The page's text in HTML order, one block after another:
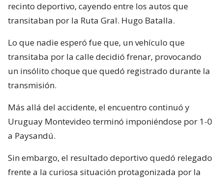
recinto deportivo, cayendo entre los autos que
transitaban por la Ruta Gral. Hugo Batalla.
Lo que nadie esperó fue que, un vehículo que
transitaba por la calle decidió frenar, provocando
un insólito choque que quedó registrado durante la
transmisión.
Más allá del accidente, el encuentro continuó y
Uruguay Montevideo terminó imponiéndose por 1-0
a Paysandú.
Sin embargo, el resultado deportivo quedó relegado
frente a la curiosa situación protagonizada por la